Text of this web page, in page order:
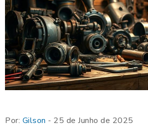
Por: Gilson - 25 de Junho de 2025